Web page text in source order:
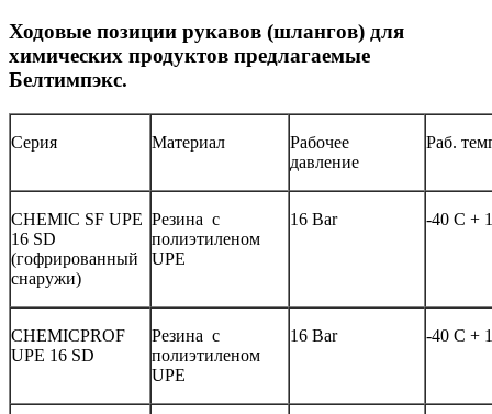
Ходовые позиции рукавов (шлангов) для
химических продуктов предлагаемые
Белтимпэкс.
Серия Материал
Рабочее
давление
Раб.
CHEMIС SF UPE
16 SD
(гофрированный
снаружи)
Резина с
полиэтиленом
UPE
16 Bar -40 C +
CHEMICPROF
UPE 16 SD
Резина с
полиэтиленом
UPE
16 Bar -40 C +